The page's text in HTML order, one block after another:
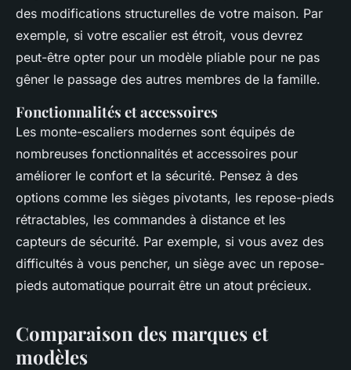
des modifications structurelles de votre maison. Par
exemple, si votre escalier est étroit, vous devrez
peut-être opter pour un modèle pliable pour ne pas
gêner le passage des autres membres de la famille.
Fonctionnalités et accessoires
Les monte-escaliers modernes sont équipés de
nombreuses fonctionnalités et accessoires pour
améliorer le confort et la sécurité. Pensez à des
options comme les sièges pivotants, les repose-pieds
rétractables, les commandes à distance et les
capteurs de sécurité. Par exemple, si vous avez des
difficultés à vous pencher, un siège avec un repose-
pieds automatique pourrait être un atout précieux.
Comparaison des marques et
modèles